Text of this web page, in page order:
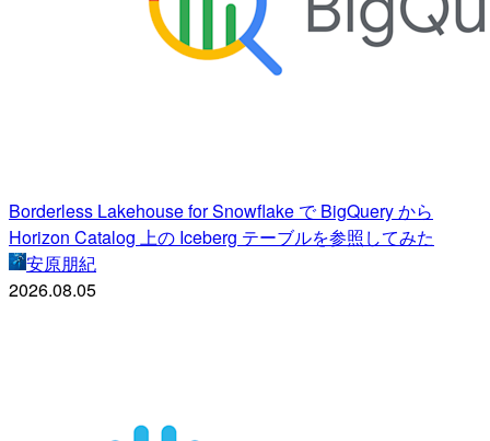
Borderless Lakehouse for Snowflake で BigQuery から
Horizon Catalog 上の Iceberg テーブルを参照してみた
安原朋紀
2026.08.05